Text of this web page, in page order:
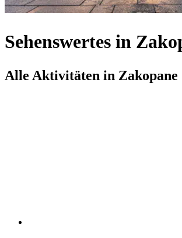
Sehenswertes in
Alle Aktivitäten in Zakopane